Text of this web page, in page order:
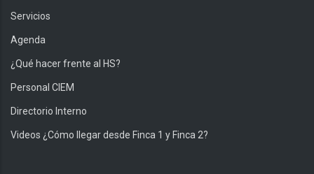
Servicios
Agenda
¿Qué hacer frente al HS?
Personal CIEM
Directorio Interno
Videos ¿Cómo llegar desde Finca 1 y Finca 2?